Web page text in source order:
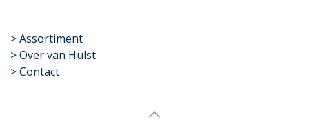
​>Assortiment
> Over van Hulst
> Contact